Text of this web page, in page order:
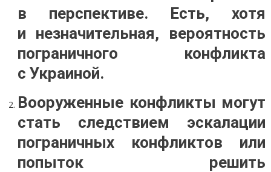
в перспективе. Есть, хотя
и незначительная, вероятность
пограничного конфликта
с Украиной.
Вооруженные конфликты могут
стать следствием эскалации
пограничных конфликтов или
попыток решить